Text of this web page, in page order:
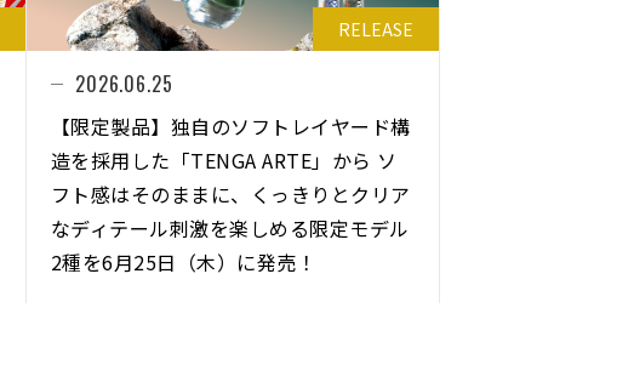
RELEASE
2026.06.25
【限定製品】独自のソフトレイヤード構
造を採用した「TENGA ARTE」から ソ
フト感はそのままに、くっきりとクリア
なディテール刺激を楽しめる限定モデル
2種を6月25日（木）に発売！